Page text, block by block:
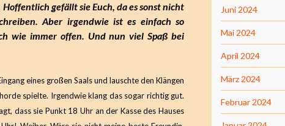
gefällt sie Euch, da es sonst nicht
Aber irgendwie ist es einfach so
wie immer offen. Und nun viel Spaß bei
eines großen Saals und lauschte den Klängen
spielte. Irgendwie klang das sogar richtig gut.
dass sie Punkt 18 Uhr an der Kasse des Hauses
Juni 2024
Mai 2024
April 2024
März 2024
Februar 2024